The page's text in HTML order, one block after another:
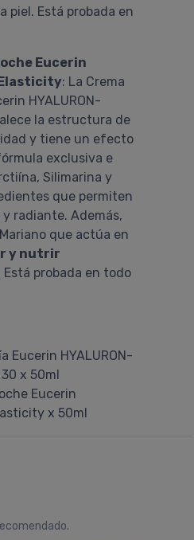
piel. Está probada en
Eucerin
Elasticity: La Crema
HYALURON-
la estructura de
y tiene un efecto
exclusiva e
Silimarina y
que permiten
radiante. Además,
que actúa en
y nutrir
Está probada en todo
Eucerin HYALURON-
x 50ml
Eucerin
x 50ml